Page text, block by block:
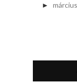
► március